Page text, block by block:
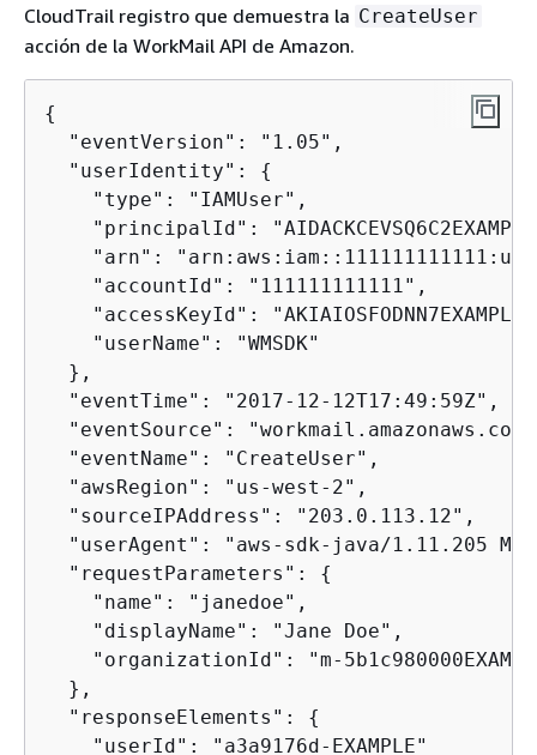
CloudTrail registro que demuestra la CreateUser
acción de la WorkMail API de Amazon.
{
  "eventVersion": "1.05",
  "userIdentity":
{
    "type": "IAMUser",
"principalId":
"arn":
    "accountId": "111111111111",
    "accessKeyId": "AKIAIOSFODNN7EXAMPLE"
    "userName": "WMSDK"
  },
  "eventTime": "2017-12-12T17:49:59Z",
"eventSource":
  "eventName": "CreateUser",
  "awsRegion": "us-west-2",
  "sourceIPAddress": "203.0.113.12",
"userAgent": "aws-sdk-java/1.11.205
  "requestParameters":
{
    "name": "janedoe",
    "displayName": "Jane Doe",
"organizationId": "m-
  },
  "responseElements":
{
    "userId": "a3a9176d-EXAMPLE"